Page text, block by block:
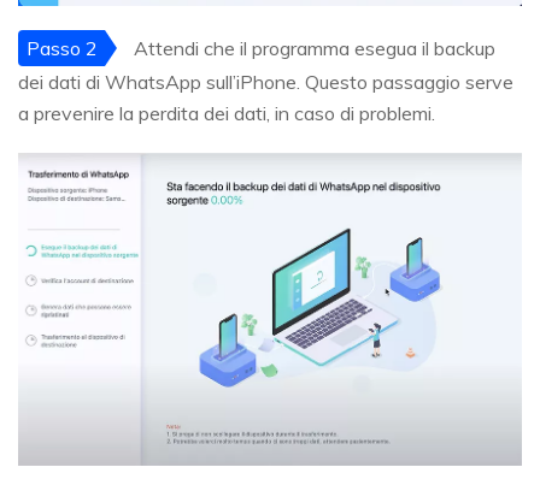
Passo 2
Attendi che il programma esegua il backup
dei dati di WhatsApp sull’iPhone. Questo passaggio serve
a prevenire la perdita dei dati, in caso di problemi.